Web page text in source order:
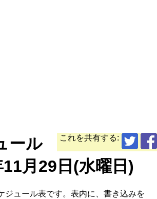
これを共有する:
ール
月29日(水曜日)
ジュール表です。表内に、書き込みを